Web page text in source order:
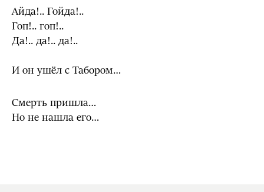
Айда!.. Гойда!..
Гоп!.. гоп!..
Да!.. да!.. да!..
И он ушёл с Табором…
Смерть пришла…
Но не нашла его…